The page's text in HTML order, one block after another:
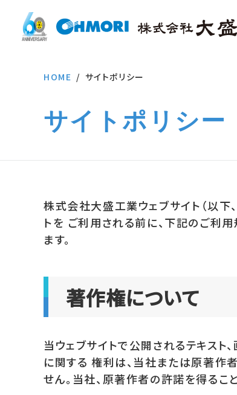
HOME サイトポリシー
サイトポリシー
株式会社大盛工業ウェブサイト（以下
トを ご利用される前に、下記のご利
ます。
著作権について
当ウェブサイトで公開されるテキスト
に関する 権利は、当社または原著作
せん。当社、原著作者の許諾を得るこ